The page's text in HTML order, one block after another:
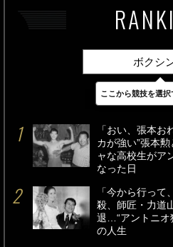
ボクシ
最新 24時
「おい、張本お
カが強い”張本
ャな高校生がア
なった日
「今から行って
殺、師匠・力道
退…“アントニオ
の人生
ここから競技を選択